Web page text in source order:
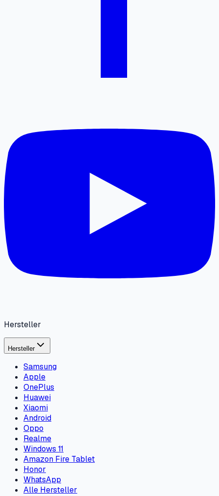
Hersteller
Hersteller
Samsung
Apple
OnePlus
Huawei
Xiaomi
Android
Oppo
Realme
Windows 11
Amazon Fire Tablet
Honor
WhatsApp
Alle Hersteller